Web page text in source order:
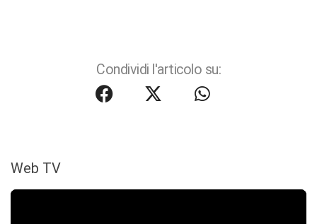
Condividi l'articolo su:
Web TV